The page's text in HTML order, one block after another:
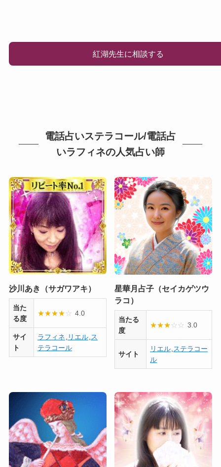
紅湖先生に相談する
電話占いステラコール/電話占
いラフィネの人気占い師
沙川あき（サガワアキ）
当た
る度
★★★★☆ 4.0
サイ
ト
ラフィネ リエル ス
テラコール
星華月占子（セイカゲツウ
ラコ）
当たる
度
★★★☆ ☆ 3.0
サイト
リエル ステラコー
ル